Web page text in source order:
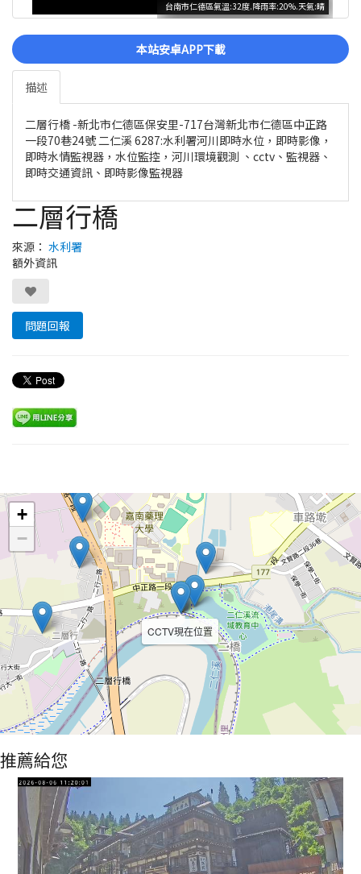
台南市仁德區氣溫:32度.降雨率:20%.天氣:晴
本站安卓APP下載
描述
二層行橋 -新北市仁德區保安里-717台灣新北市仁德區中正路
一段70巷24號 二仁溪 6287:水利署河川即時水位，即時影像，
即時水情監視器，水位監控，河川環境觀測 、cctv、監視器、
即時交通資訊、即時影像監視器
二層行橋
來源： 水利署
額外資訊
問題回報
CCTV現在位置
+
−
推薦給您